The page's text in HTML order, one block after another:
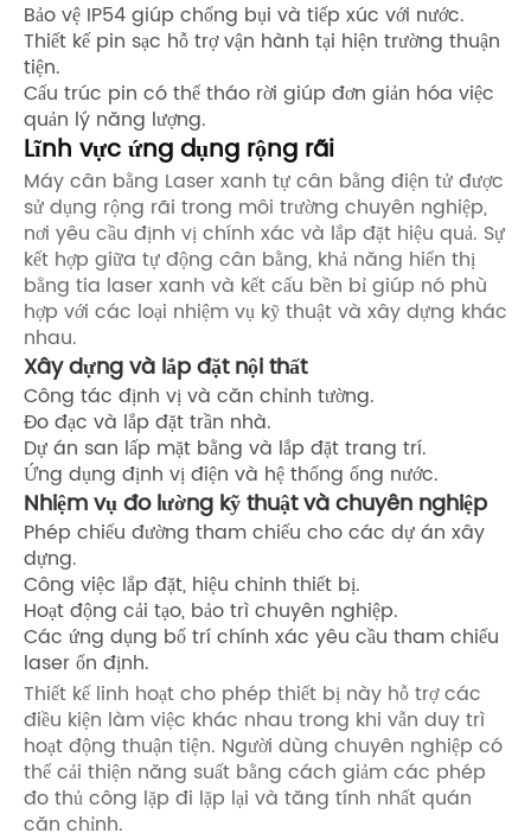
Bảo vệ IP54 giúp chống bụi và tiếp xúc với nước.
Thiết kế pin sạc hỗ trợ vận hành tại hiện trường thuận
tiện.
Cấu trúc pin có thể tháo rời giúp đơn giản hóa việc
quản lý năng lượng.
Lĩnh vực ứng dụng rộng rãi
Máy cân bằng Laser xanh tự cân bằng điện tử được
sử dụng rộng rãi trong môi trường chuyên nghiệp,
nơi yêu cầu định vị chính xác và lắp đặt hiệu quả. Sự
kết hợp giữa tự động cân bằng, khả năng hiển thị
bằng tia laser xanh và kết cấu bền bỉ giúp nó phù
hợp với các loại nhiệm vụ kỹ thuật và xây dựng khác
nhau.
Xây dựng và lắp đặt nội thất
Công tác định vị và căn chỉnh tường.
Đo đạc và lắp đặt trần nhà.
Dự án san lấp mặt bằng và lắp đặt trang trí.
Ứng dụng định vị điện và hệ thống ống nước.
Nhiệm vụ đo lường kỹ thuật và chuyên nghiệp
Phép chiếu đường tham chiếu cho các dự án xây
dựng.
Công việc lắp đặt, hiệu chỉnh thiết bị.
Hoạt động cải tạo, bảo trì chuyên nghiệp.
Các ứng dụng bố trí chính xác yêu cầu tham chiếu
laser ổn định.
Thiết kế linh hoạt cho phép thiết bị này hỗ trợ các
điều kiện làm việc khác nhau trong khi vẫn duy trì
hoạt động thuận tiện. Người dùng chuyên nghiệp có
thể cải thiện năng suất bằng cách giảm các phép
đo thủ công lặp đi lặp lại và tăng tính nhất quán
căn chỉnh.